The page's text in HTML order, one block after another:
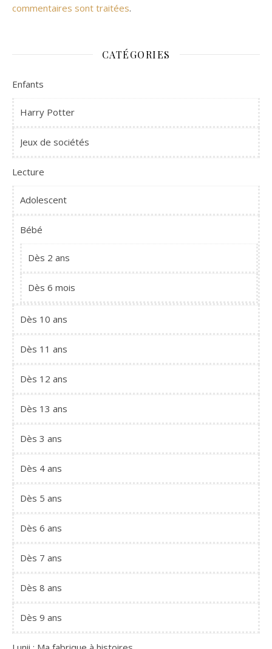
commentaires sont traitées.
CATÉGORIES
Enfants
Harry Potter
Jeux de sociétés
Lecture
Adolescent
Bébé
Dès 2 ans
Dès 6 mois
Dès 10 ans
Dès 11 ans
Dès 12 ans
Dès 13 ans
Dès 3 ans
Dès 4 ans
Dès 5 ans
Dès 6 ans
Dès 7 ans
Dès 8 ans
Dès 9 ans